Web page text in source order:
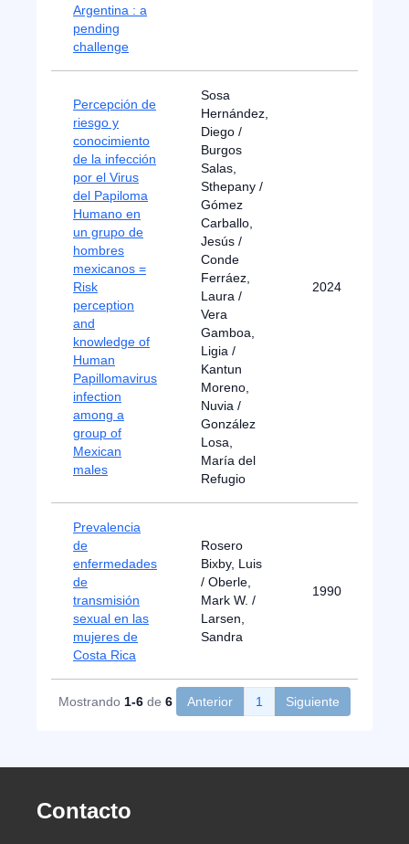
Argentina : a
pending
challenge
Percepción de
riesgo y
conocimiento
de la infección
por el Virus
del Papiloma
Humano en
un grupo de
hombres
mexicanos =
Risk
perception
and
knowledge of
Human
Papillomavirus
infection
among a
group of
Mexican
males
Sosa
Hernández,
Diego /
Burgos
Salas,
Sthepany /
Gómez
Carballo,
Jesús /
Conde
Ferráez,
Laura /
Vera
Gamboa,
Ligia /
Kantun
Moreno,
Nuvia /
González
Losa,
María del
Refugio
2024
Prevalencia
de
enfermedades
de
transmisión
sexual en las
mujeres de
Costa Rica
Rosero
Bixby, Luis
/ Oberle,
Mark W. /
Larsen,
Sandra
1990
Mostrando 1-6 de 6 Anterior 1 Siguiente
Contacto